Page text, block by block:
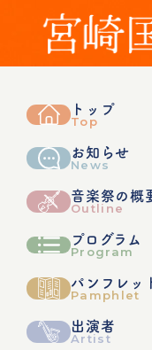
トップ
Top
お知らせ
News
音楽祭の概
Outline
プログラム
Program
パンフレッ
Pamphlet
出演者
Artist